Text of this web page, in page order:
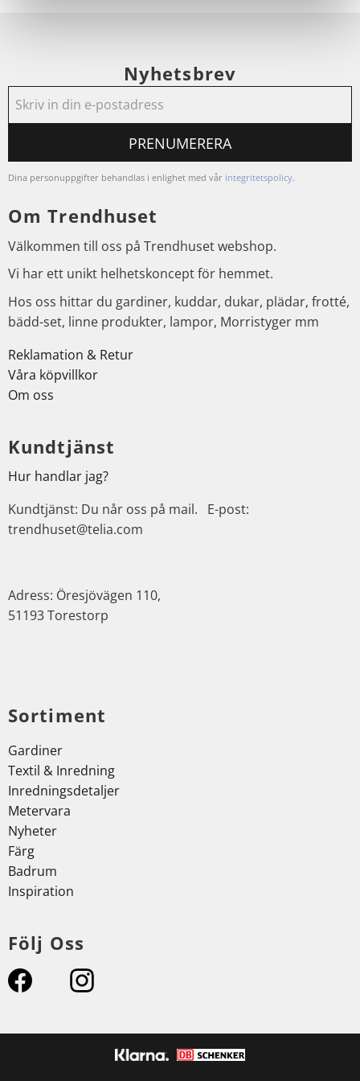
Nyhetsbrev
PRENUMERERA
Dina personuppgifter behandlas i enlighet med vår integritetspolicy.
Om Trendhuset
Välkommen till oss på Trendhuset webshop.
Vi har ett unikt helhetskoncept för hemmet.
Hos oss hittar du gardiner, kuddar, dukar, plädar, frotté,
bädd-set, linne produkter, lampor, Morristyger mm
Reklamation & Retur
Våra köpvillkor
Om oss
Kundtjänst
Hur handlar jag?
Kundtjänst: Du når oss på mail. E-post:
trendhuset@telia.com
Adress: Öresjövägen 110,
51193 Torestorp
Sortiment
Gardiner
Textil & Inredning
Inredningsdetaljer
Metervara
Nyheter
Färg
Badrum
Inspiration
Följ Oss